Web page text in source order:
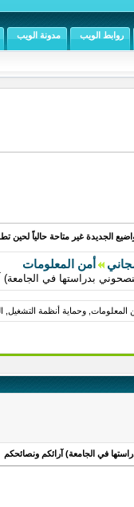
روابط الويب مدونة الويب
الجديدة غير متاحة حالياً لحين
أمن المعلومات
بدراستها في الجامعة)
وحماية أنظمة التشغيل,
في الجامعة) آرائكم ونصائحكم